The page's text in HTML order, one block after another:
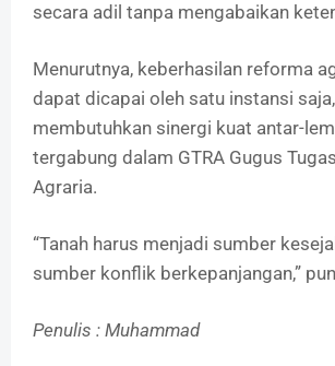
secara adil tanpa mengabaikan
Menurutnya, keberhasilan reforma
dapat dicapai oleh satu instansi
membutuhkan sinergi kuat antar-
tergabung dalam GTRA Gugus
Agraria.
“Tanah harus menjadi sumber
sumber konflik berkepanjangan,”
Penulis : Muhammad